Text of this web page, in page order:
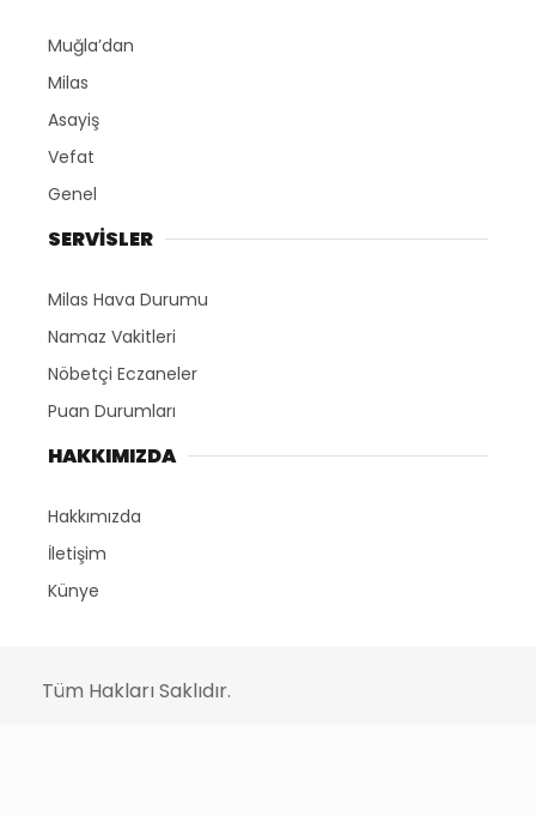
Muğla’dan
Milas
Asayiş
Vefat
Genel
SERVİSLER
Milas Hava Durumu
Namaz Vakitleri
Nöbetçi Eczaneler
Puan Durumları
HAKKIMIZDA
Hakkımızda
İletişim
Künye
Tüm Hakları Saklıdır.